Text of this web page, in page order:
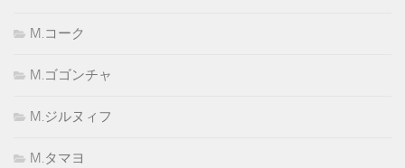
M.コーク
M.ゴゴンチャ
M.ジルヌィフ
M.タマヨ